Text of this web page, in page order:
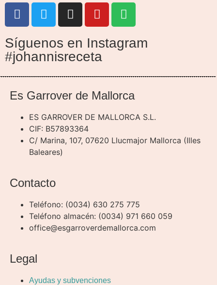
Síguenos en Instagram
#johannisreceta
Es Garrover de Mallorca
ES GARROVER DE MALLORCA S.L.
CIF: B57893364
C/ Marina, 107, 07620 Llucmajor Mallorca (Illes
Baleares)
Contacto
Teléfono: (0034) 630 275 775
Teléfono almacén: (0034) 971 660 059
office@esgarroverdemallorca.com
Legal
Ayudas y subvenciones